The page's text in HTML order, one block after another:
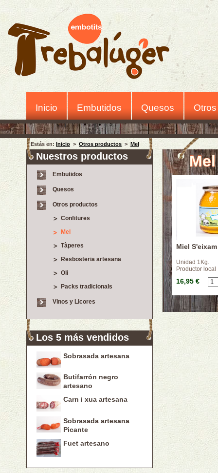
Inicio Embutidos Quesos
Estás en: Inicio > Otros productos > Mel
Nuestros productos
Embutidos
Quesos
Otros productos
Confitures
Mel
Tàperes
Resbosteria artesana
Oli
Packs tradicionals
Vinos y Licores
Los 5 más vendidos
Sobrasada artesana
Butifarrón negro
artesano
Carn i xua artesana
Sobrasada artesana
Picante
Fuet artesano
Mel
Miel
Unidad 1Kg.
Productor local
16,95 €